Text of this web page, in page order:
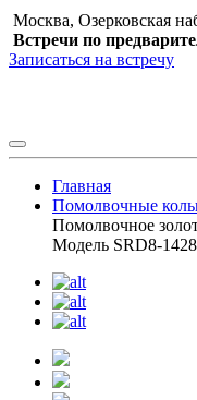
Москва, Озерковская
Встречи по
Записаться на встречу
Главная
Помолвочные
Помолвочное
Модель SRD8-1428